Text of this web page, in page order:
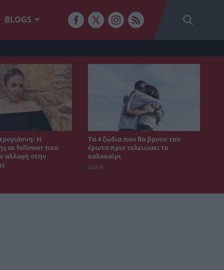
BLOGS
Η
σε follower που
αλλαγή στην
Τα 4 ζώδια που θα βρουν τον
έρωτα πριν τελειώσει το
καλοκαίρι
ΖΩΔΙΑ